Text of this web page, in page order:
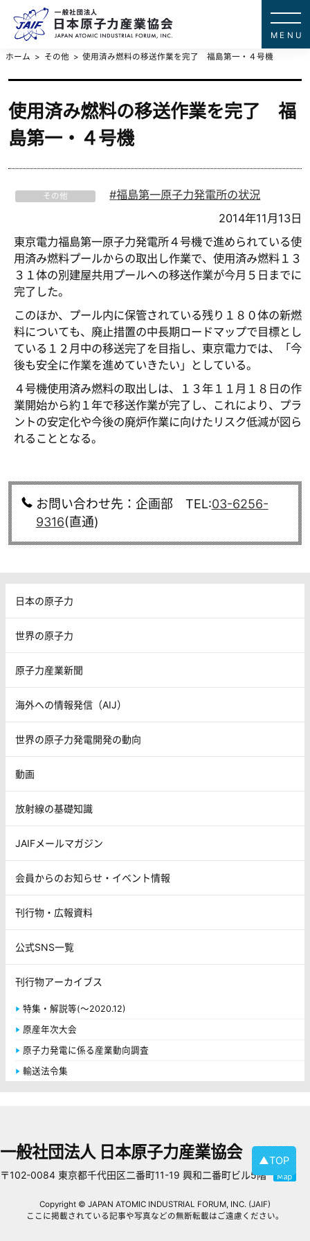
ホーム その他 使用済み燃料の移送作業を完了 福島第一・４号機
使用済み燃料の移送作業を完了 福
島第一・４号機
その他
福島第一原子力発電所の状況
2014年11月13日
東京電力福島第一原子力発電所４号機で進められている使
用済み燃料プールからの取出し作業で、使用済み燃料１３
３１体の別建屋共用プールへの移送作業が今月５日までに
完了した。
このほか、プール内に保管されている残り１８０体の新燃
料についても、廃止措置の中長期ロードマップで目標とし
ている１２月中の移送完了を目指し、東京電力では、「今
後も安全に作業を進めていきたい」としている。
４号機使用済み燃料の取出しは、１３年１１月１８日の作
業開始から約１年で移送作業が完了し、これにより、プラ
ントの安定化や今後の廃炉作業に向けたリスク低減が図ら
れることとなる。
お問い合わせ先：企画部 TEL:03-6256-
9316(直通)
日本の原子力
世界の原子力
原子力産業新聞
海外への情報発信（AIJ）
世界の原子力発電開発の動向
動画
放射線の基礎知識
JAIFメールマガジン
会員からのお知らせ・イベント情報
刊行物・広報資料
公式SNS一覧
刊行物アーカイブス
特集・解説等(～2020.12)
原産年次大会
原子力発電に係る産業動向調査
輸送法令集
▲TOP
一般社団法人 日本原子力産業協会
〒102-0084 東京都千代田区二番町11-19 興和二番町ビル5階
Copyright © JAPAN ATOMIC INDUSTRIAL FORUM, INC. (JAIF)
ここに掲載されている記事や写真などの無断転載はご遠慮ください。